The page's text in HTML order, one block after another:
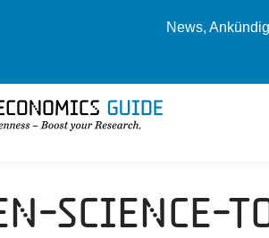
News,
Science-